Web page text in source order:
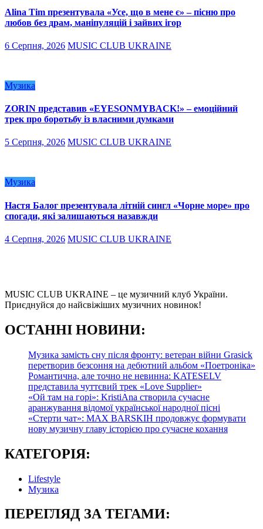
Alina Tim презентувала «Усе, що в мене є» – пісню про
любов без драм, маніпуляцій і зайвих ігор
6 Серпня, 2026 MUSIC CLUB UKRAINE
Музика
ZORIN представив «EYESONMYBACK!» – емоційний
трек про боротьбу із власними думками
5 Серпня, 2026 MUSIC CLUB UKRAINE
Музика
Настя Балог презентувала літній сингл «Чорне море» про
спогади, які залишаються назавжди
4 Серпня, 2026 MUSIC CLUB UKRAINE
MUSIC CLUB UKRAINE – це музичний клуб України.
Приєднуйся до найсвіжіших музичних новинок!
ОСТАННІ НОВИНИ:
Музика замість сну після фронту: ветеран війни Grasick
перетворив безсоння на дебютний альбом «Поетроніка»
Романтична, але точно не невинна: KATESELV
представила чуттєвий трек «Love Supplier»
«Ой там на горі»: KristiAna створила сучасне
аранжування відомої української народної пісні
«Стерти чат»: MAX BARSKIH продовжує формувати
нову музичну главу історією про сучасне кохання
КАТЕГОРІЯ:
Lifestyle
Музика
ПЕРЕГЛЯД ЗА ТЕГАМИ: